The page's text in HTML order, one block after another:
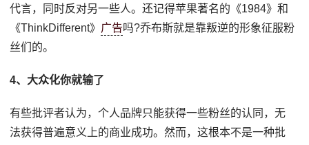
代言，同时反对另一些人。还记得苹果著名的《1984》和
《ThinkDifferent》 广告吗?乔布斯就是靠叛逆的形象征服粉
丝们的。
4、大众化你就输了
有些批评者认为，个人品牌只能获得一些粉丝的认同，无
法获得普遍意义上的商业成功。然而，这根本不是一种批